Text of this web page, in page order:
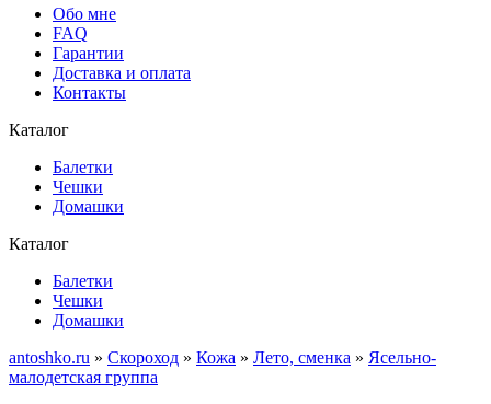
Обо мне
FAQ
Гарантии
Доставка и оплата
Контакты
Каталог
Балетки
Чешки
Домашки
Каталог
Балетки
Чешки
Домашки
antoshko.ru » Скороход » Кожа » Лето, сменка » Ясельно-
малодетская группа